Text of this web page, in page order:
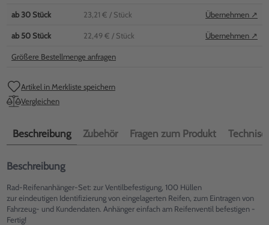
ab30 Stück 23,21 € / Stück Übernehmen ↗
ab 50 Stück 22,49 € / Stück Übernehmen ↗
Größere Bestellmenge anfragen
Artikel in Merkliste speichern
Vergleichen
Beschreibung Zubehör Fragen zum Produkt
Beschreibung
Rad-Reifenanhänger-Set: zur Ventilbefestigung, 100 Hüllen
zur eindeutigen Identifizierung von eingelagerten Reifen, zum Eintragen von
Fahrzeug- und Kundendaten. Anhänger einfach am Reifenventil befestigen -
Fertig!